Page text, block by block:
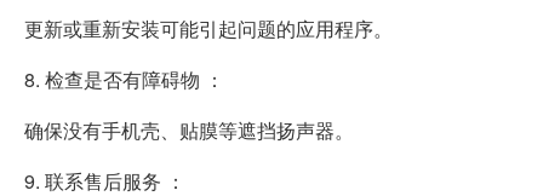
更新或重新安装可能引起问题的应用程序。
8. 检查是否有障碍物 ：
确保没有手机壳、贴膜等遮挡扬声器。
9. 联系售后服务 ：